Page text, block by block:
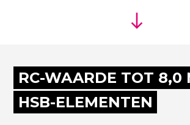
RC-WAARDE TOT 8,0
HSB-ELEMENTEN